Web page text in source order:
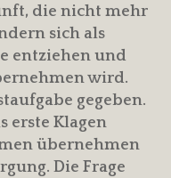
die nicht mehr
sich als
entziehen und
wird.
gegeben.
erste Klagen
übernehmen
Die Frage